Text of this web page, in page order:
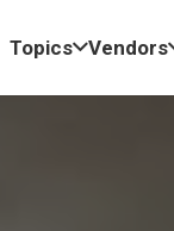
Topics Vendors